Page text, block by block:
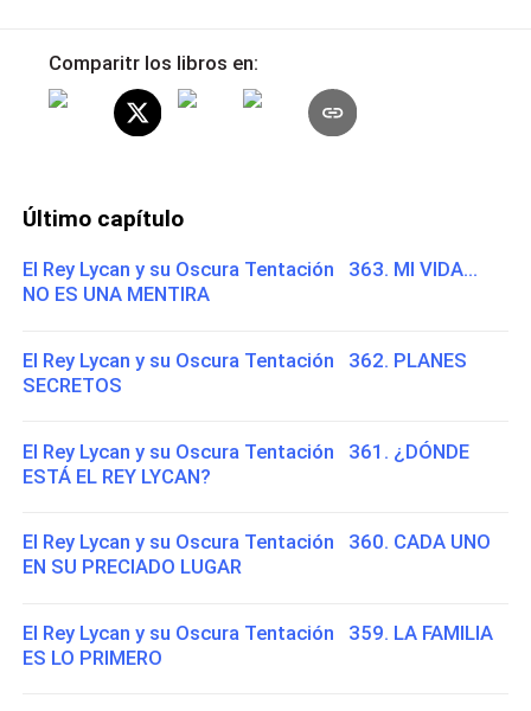
Comparitr los libros en:
Último capítulo
El Rey Lycan y su Oscura Tentación 363. MI VIDA...
NO ES UNA MENTIRA
El Rey Lycan y su Oscura Tentación 362. PLANES
SECRETOS
El Rey Lycan y su Oscura Tentación 361. ¿DÓNDE
ESTÁ EL REY LYCAN?
El Rey Lycan y su Oscura Tentación 360. CADA UNO
EN SU PRECIADO LUGAR
El Rey Lycan y su Oscura Tentación 359. LA FAMILIA
ES LO PRIMERO